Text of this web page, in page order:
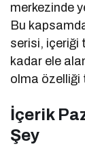
merkezinde
Bu
serisi, içeriği
kadar ele
olma özelliği
İçerik
Şey